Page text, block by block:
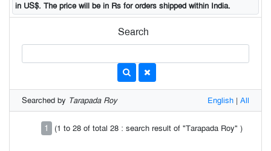
in US$. The price will be in Rs for orders shipped within India.
Search
Searched by Tarapada Roy English | All
1 (1 to 28 of total 28 : search result of "Tarapada Roy" )